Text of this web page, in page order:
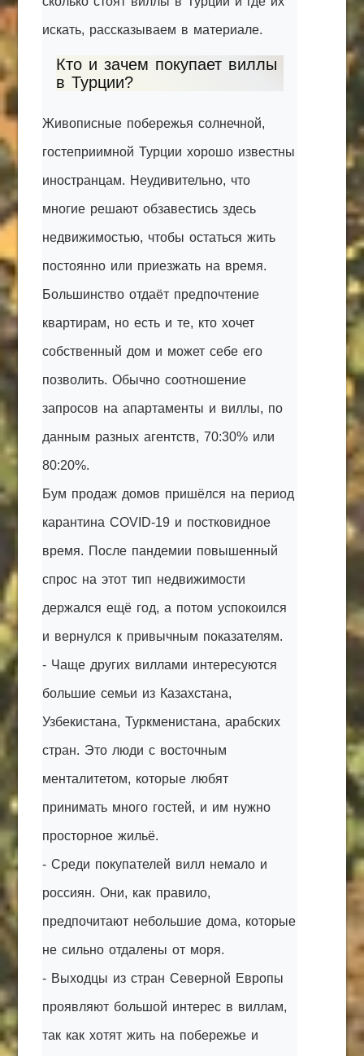
искать, рассказываем в материале.
Кто и зачем покупает виллы
в Турции?
Живописные побережья солнечной,
гостеприимной Турции хорошо известны
иностранцам. Неудивительно, что
многие решают обзавестись здесь
недвижимостью, чтобы остаться жить
постоянно или приезжать на время.
Большинство отдаёт предпочтение
квартирам, но есть и те, кто хочет
собственный дом и может себе его
позволить. Обычно соотношение
запросов на апартаменты и виллы, по
данным разных агентств, 70:30% или
80:20%.
Бум продаж домов пришёлся на период
карантина COVID-19 и постковидное
время. После пандемии повышенный
спрос на этот тип недвижимости
держался ещё год, а потом успокоился
и вернулся к привычным показателям.
- Чаще других виллами интересуются
большие семьи из Казахстана,
Узбекистана, Туркменистана, арабских
стран. Это люди с восточным
менталитетом, которые любят
принимать много гостей, и им нужно
просторное жильё.
- Среди покупателей вилл немало и
россиян. Они, как правило,
предпочитают небольшие дома, которые
не сильно отдалены от моря.
- Выходцы из стран Северной Европы
проявляют большой интерес в виллам,
так как хотят жить на побережье и